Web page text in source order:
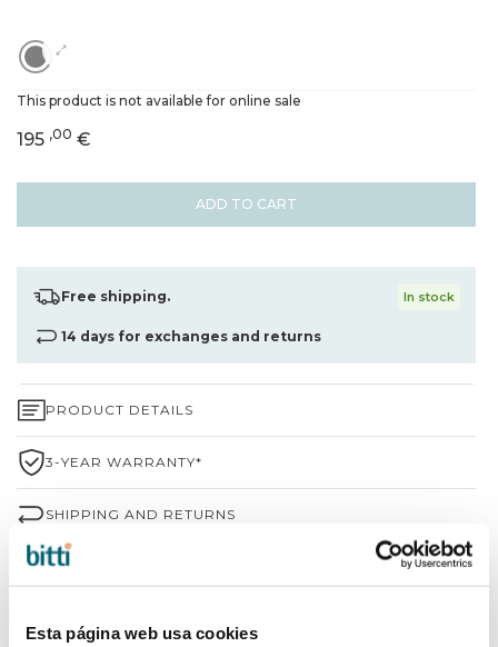
Esta página web usa cookies
This product is not available for online sale
ADD TO CART
195 ,00 €
Free shipping. In stock
14 days for exchanges and returns
PRODUCT DETAILS
3-YEAR WARRANTY*
SHIPPING AND RETURNS
WHY CHOOSE BITTI?